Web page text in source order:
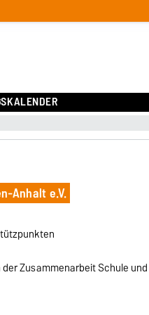
Anhalt e.V.
Zusammenarbeit Schule und